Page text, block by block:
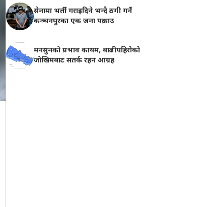
सेनामा भर्ती गराइदिने भन्दै ठगी गर्ने
कञ्चनपुरका एक जना पक्राउ
मनसुनको प्रभाव कायम, बाढीपहिरोको
जोखिमबाट सतर्क रहन आग्रह